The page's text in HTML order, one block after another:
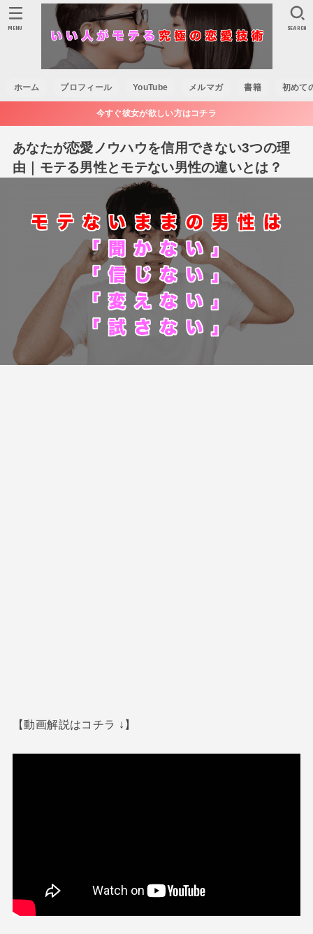
ホーム プロフィール YouTube メルマガ 書籍 初めて
SEARCH
MENU
今すぐ彼女が欲しい方はコチラ
あなたが恋愛ノウハウを信用できない3つの理
由｜モテる男性とモテない男性の違いとは？
【動画解説はコチラ ↓】